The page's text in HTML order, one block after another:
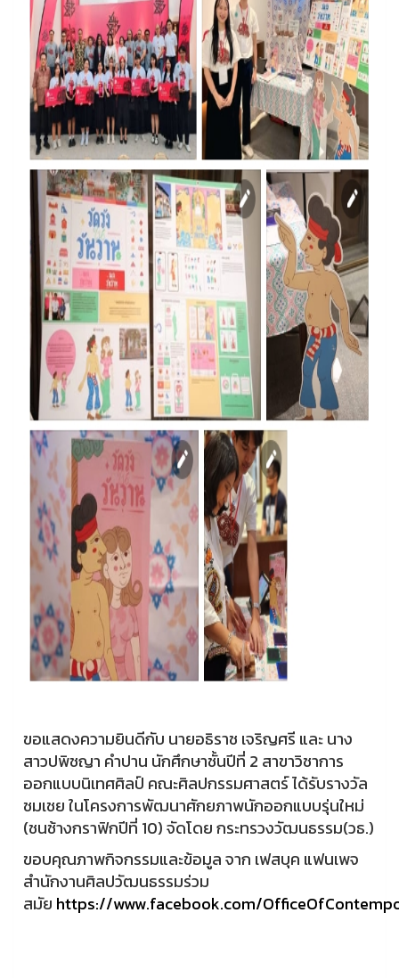
ขอแสดงความยินดีกับ นายอธิราช เจริญศรี และ นาง
สาวปพิชญา คำปาน นักศึกษาชั้นปีที่ 2 สาขาวิชาการ
ออกแบบนิเทศศิลป์ คณะศิลปกรรมศาสตร์ ได้รับรางวัล
ชมเชย ในโครงการพัฒนาศักยภาพนักออกแบบรุ่นใหม่
(ชนช้างกราฟิกปีที่ 10) จัดโดย กระทรวงวัฒนธรรม(วธ.)
ขอบคุณภาพกิจกรรมและข้อมูล จาก เฟสบุค แฟนเพจ
สำนักงานศิลปวัฒนธรรมร่วม
สมัย https://www.facebook.com/